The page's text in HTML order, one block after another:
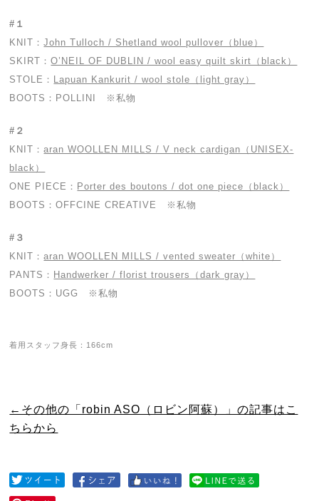
#１
KNIT：John Tulloch / Shetland wool pullover（blue）
SKIRT：O’NEIL OF DUBLIN / wool easy quilt skirt（black）
STOLE： Lapuan Kankurit / wool stole（light gray）
BOOTS：POLLINI ※私物
#２
KNIT：aran WOOLLEN MILLS / V neck cardigan（UNISEX-
black）
ONE PIECE： Porter des boutons / dot one piece（black）
BOOTS：OFFCINE CREATIVE ※私物
#３
KNIT：aran WOOLLEN MILLS / vented sweater（white）
PANTS： Handwerker / florist trousers（dark gray）
BOOTS：UGG ※私物
着用スタッフ身長：166cm
←その他の「robin ASO（ロビン阿蘇）」の記事はこ
ちらから